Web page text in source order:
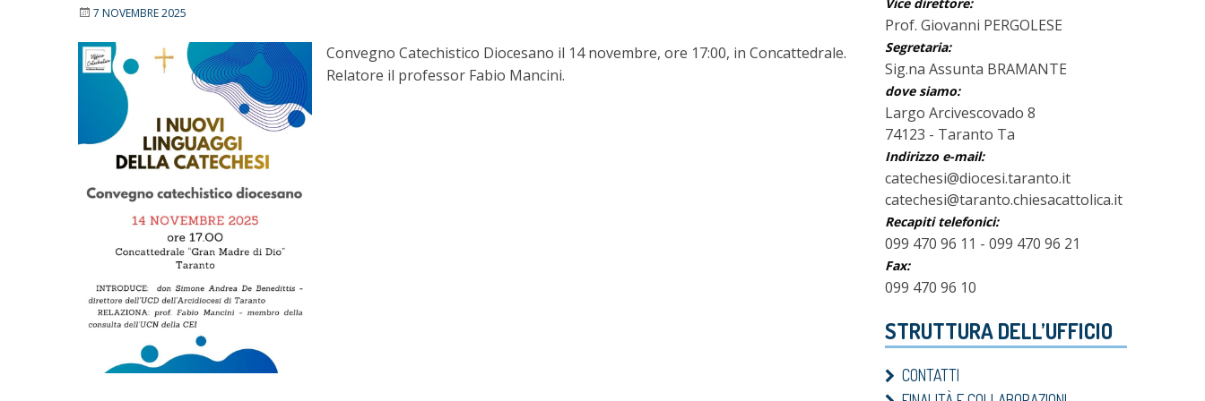
7 NOVEMBRE 2025
Convegno Catechistico Diocesano il 14 novembre, ore 17:00, in Concattedrale.
Relatore il professor Fabio Mancini.
Vice direttore:
Prof. Giovanni PERGOLESE
Segretaria:
Sig.na Assunta BRAMANTE
dove siamo:
Largo Arcivescovado 8
74123 - Taranto Ta
Indirizzo e-mail:
catechesi@diocesi.taranto.it
catechesi@taranto.chiesacattolica.it
Recapiti telefonici:
099 470 96 11 - 099 470 96 21
Fax:
099 470 96 10
STRUTTURA DELL’UFFICIO
CONTATTI